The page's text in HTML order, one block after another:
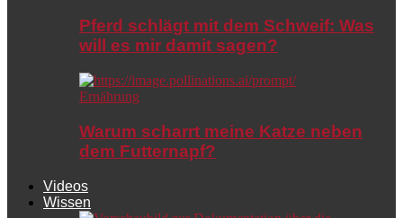
Pferd schlägt mit dem Schweif: Was
will es mir damit sagen?
Ernährung
Warum scharrt meine Katze neben
dem Futternapf?
Videos
Wissen